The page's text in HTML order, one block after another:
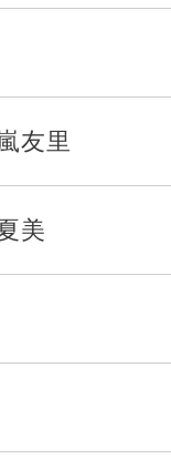
友里
美